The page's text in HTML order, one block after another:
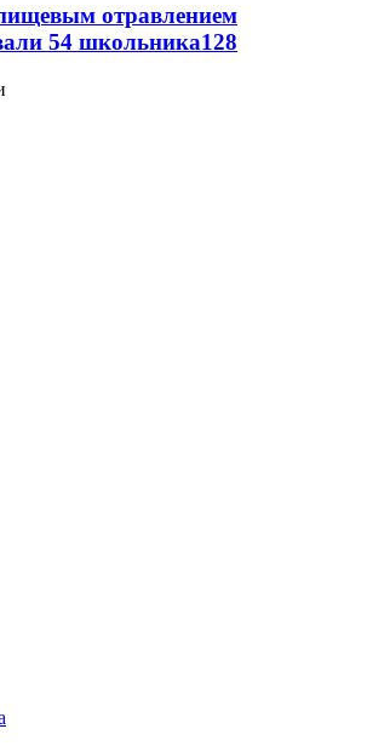
отравлением
54 школьника128